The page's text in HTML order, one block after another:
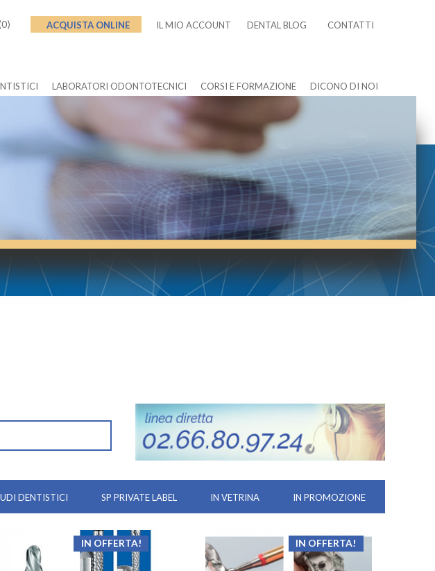
ACQUISTA ONLINE IL MIO ACCOUNT DENTAL BLOG CONTATTI
LABORATORI ODONTOTECNICI CORSI E FORMAZIONE DICONO DI NOI
DENTISTICI SP PRIVATE LABEL IN VETRINA IN PROMOZIONE
IN OFFERTA! IN OFFERTA!